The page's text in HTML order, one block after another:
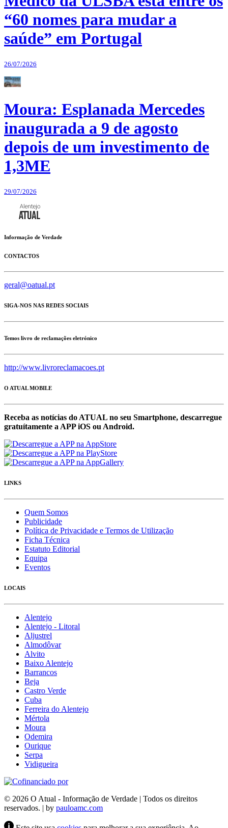
“60 nomes para mudar a
saúde” em Portugal
26/07/2026
Moura: Esplanada Mercedes
inaugurada a 9 de agosto
depois de um investimento de
1,3ME
29/07/2026
Informação de Verdade
CONTACTOS
geral@oatual.pt
SIGA-NOS NAS REDES SOCIAIS
Temos livro de reclamações eletrónico
http://www.livroreclamacoes.pt
O ATUAL MOBILE
Receba as notícias do ATUAL no seu Smartphone, descarregue
gratuítamente a APP iOS ou Android.
LINKS
Quem Somos
Publicidade
Política de Privacidade e Termos de Utilização
Ficha Técnica
Estatuto Editorial
Equipa
Eventos
LOCAIS
Alentejo
Alentejo - Litoral
Aljustrel
Almodôvar
Alvito
Baixo Alentejo
Barrancos
Beja
Castro Verde
Cuba
Ferreira do Alentejo
Mértola
Moura
Odemira
Ourique
Serpa
Vidigueira
© 2026 O Atual - Informação de Verdade | Todos os direitos
reservados. | by pauloamc.com